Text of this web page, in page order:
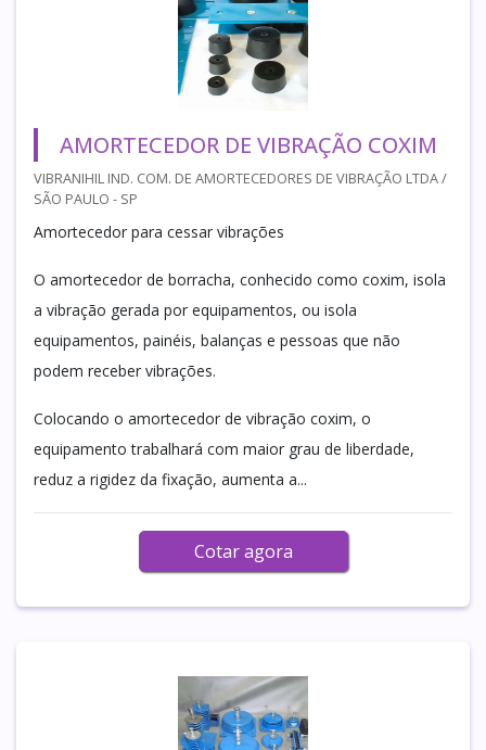
AMORTECEDOR DE VIBRAÇÃO COXIM
VIBRANIHIL IND. COM. DE AMORTECEDORES DE VIBRAÇÃO LTDA /
SÃO PAULO - SP
Amortecedor para cessar vibrações
O amortecedor de borracha, conhecido como coxim, isola
a vibração gerada por equipamentos, ou isola
equipamentos, painéis, balanças e pessoas que não
podem receber vibrações.
Colocando o amortecedor de vibração coxim, o
equipamento trabalhará com maior grau de liberdade,
reduz a rigidez da fixação, aumenta a...
Cotar agora